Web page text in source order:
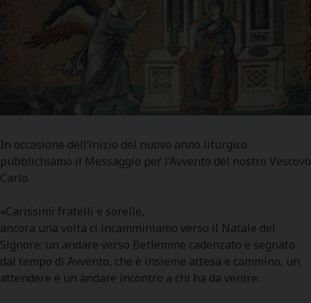
In occasione dell’inizio del nuovo anno liturgico
pubblichiamo il Messaggio per l’Avvento del nostro Vescovo
Carlo.
«Carissimi fratelli e sorelle,
ancora una volta ci incamminiamo verso il Natale del
Signore: un andare verso Betlemme cadenzato e segnato
dal tempo di Avvento, che è insieme attesa e cammino, un
attendere e un andare incontro a chi ha da venire.